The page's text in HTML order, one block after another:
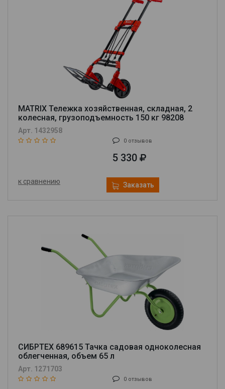
MATRIX Тележка хозяйственная, складная, 2
колесная, грузоподъемность 150 кг 98208
Арт. 1432958
0 отзывов
5 330
к сравнению Заказать
СИБРТЕХ 689615 Тачка садовая одноколесная
облегченная, объем 65 л
Арт. 1271703
0 отзывов